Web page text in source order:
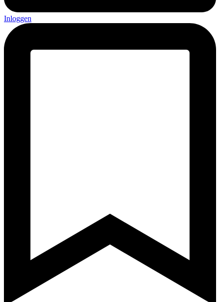
Inloggen